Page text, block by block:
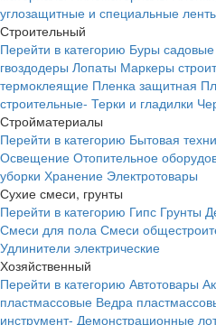
углозащитные и специальные
Строительный
Перейти в категорию Буры садовые
гвоздодеры Лопаты Маркеры
термоклеящие Пленка защитная
строительные- Терки и гладилки
Стройматериалы
Перейти в категорию Бытовая
Освещение Отопительное
уборки Хранение Электротовары
Сухие смеси, грунты
Перейти в категорию Гипс Грунты
Смеси для пола Смеси
Удлинители электрические
Хозяйственный
Перейти в категорию Автотовары
пластмассовые Ведра
инструмент- Демонстрационные